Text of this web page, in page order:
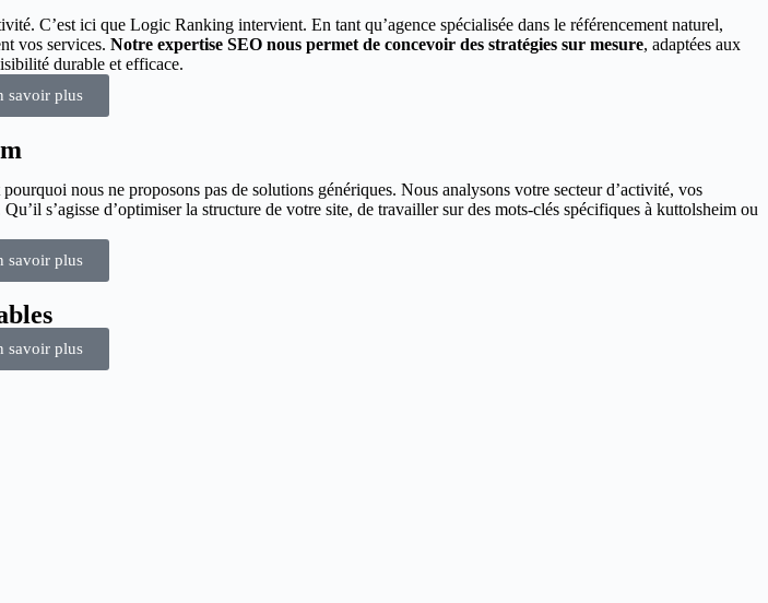
C’est ici que Logic Ranking intervient. En tant qu’agence spécialisée dans le référencement naturel,
vos services. Notre expertise SEO nous permet de concevoir des stratégies sur mesure, adaptées aux
durable et efficace.
savoir plus
nous ne proposons pas de solutions génériques. Nous analysons votre secteur d’activité, vos
s’agisse d’optimiser la structure de votre site, de travailler sur des mots-clés spécifiques à kuttolsheim ou
savoir plus
savoir plus